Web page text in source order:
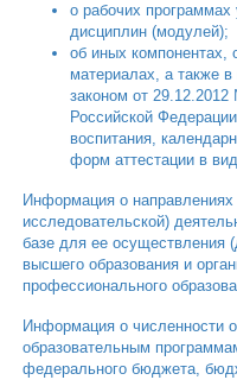
о рабочих
дисциплин (модулей);
об иных компонентах,
материалах, а также
законом от
Российской
воспитания,
форм аттестации в
Информация о направлениях
исследовательской)
базе для ее осуществления
высшего образования и
профессионального
Информация о численности
образовательным
федерального бюджета,